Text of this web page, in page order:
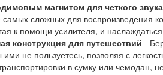
магнитом для четкого звука
сложных для воспроизведения
к помощи усилителя, и
конструкция для путешествий -
ими не пользуетесь, позволяя с
в сумку или чемодан,